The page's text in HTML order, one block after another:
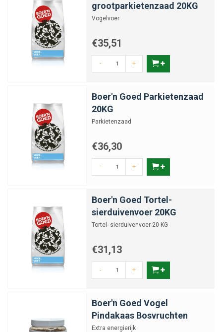
grootparkietenzaad 20KG
Vogelvoer
€35,51
- +
Boer'n Goed Parkietenzaad
20KG
Parkietenzaad
€36,30
- +
Boer'n Goed Tortel-
sierduivenvoer 20KG
Tortel- sierduivenvoer 20 KG
€31,13
- +
Boer'n Goed Vogel
Pindakaas Bosvruchten
Extra energierijk